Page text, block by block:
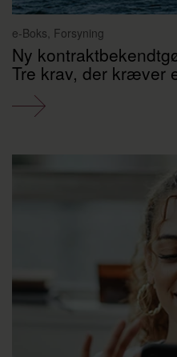
e-Boks, Forsyning
Ny
Tre krav, der kræver